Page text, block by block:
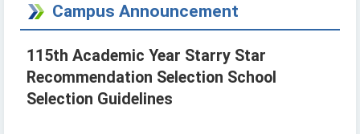
Campus Announcement
115th Academic Year Starry Star
Recommendation Selection School
Selection Guidelines